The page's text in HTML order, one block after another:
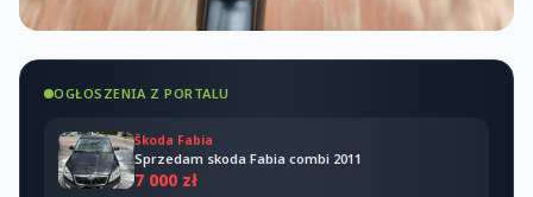
OGŁOSZENIA Z PORTALU
Škoda Fabia
Sprzedam skoda Fabia combi 2011
7 000 zł